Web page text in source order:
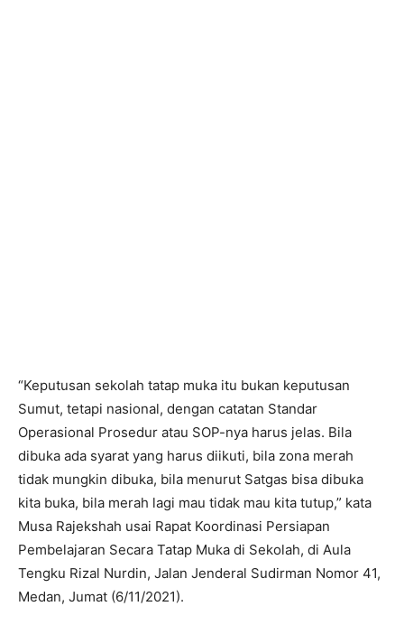
“Keputusan sekolah tatap muka itu bukan keputusan
Sumut, tetapi nasional, dengan catatan Standar
Operasional Prosedur atau SOP-nya harus jelas. Bila
dibuka ada syarat yang harus diikuti, bila zona merah
tidak mungkin dibuka, bila menurut Satgas bisa dibuka
kita buka, bila merah lagi mau tidak mau kita tutup,” kata
Musa Rajekshah usai Rapat Koordinasi Persiapan
Pembelajaran Secara Tatap Muka di Sekolah, di Aula
Tengku Rizal Nurdin, Jalan Jenderal Sudirman Nomor 41,
Medan, Jumat (6/11/2021).